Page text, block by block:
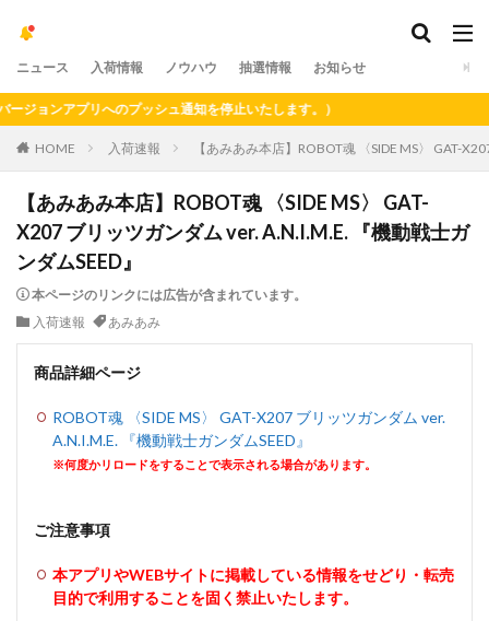
ニュース 入荷情報 ノウハウ 抽選情報 お知らせ
ンアプリへのプッシュ通知を停止いたします。）
HOME 入荷速報 【あみあみ本店】ROBOT魂 〈SIDE MS〉 GAT-
【あみあみ本店】ROBOT魂 〈SIDE MS〉 GAT-
X207 ブリッツガンダム ver. A.N.I.M.E. 『機動戦士ガ
ンダムSEED』
本ページのリンクには広告が含まれています。
入荷速報
あみあみ
商品詳細ページ
ROBOT魂 〈SIDE MS〉 GAT-X207 ブリッツガンダム ver.
A.N.I.M.E. 『機動戦士ガンダムSEED』
※何度かリロードをすることで表示される場合があります。
ご注意事項
本アプリやWEBサイトに掲載している情報をせどり・転売
目的で利用することを固く禁止いたします。